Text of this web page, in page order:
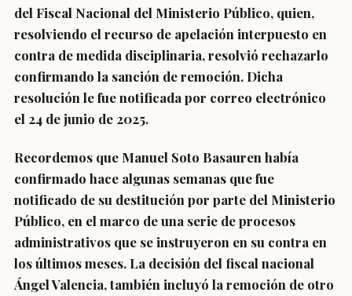
del Fiscal Nacional del Ministerio Público, quien,
resolviendo el recurso de apelación interpuesto en
contra de medida disciplinaria, resolvió rechazarlo
confirmando la sanción de remoción. Dicha
resolución le fue notificada por correo electrónico
el 24 de junio de 2025.
Recordemos que Manuel Soto Basauren había
confirmado hace algunas semanas que fue
notificado de su destitución por parte del Ministerio
Público, en el marco de una serie de procesos
administrativos que se instruyeron en su contra en
los últimos meses. La decisión del fiscal nacional
Ángel Valencia, también incluyó la remoción de otro